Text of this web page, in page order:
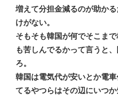
増えて分担金減るのが助か
けがない。
そもそも韓国が何でそこま
も苦しんでるかって言うと
ろ。
韓国は電気代が安いとか電
てるやつらはその辺にいつ